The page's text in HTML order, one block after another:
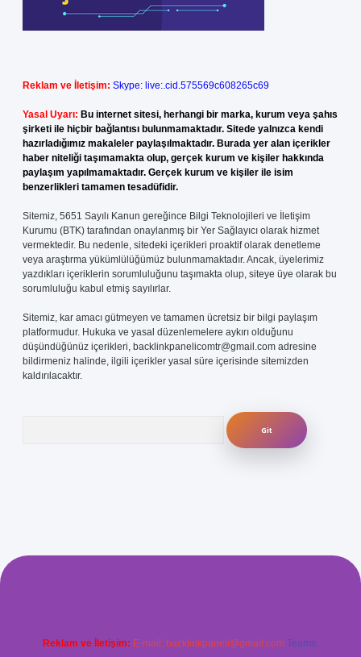
Reklam ve İletişim: Skype: live:.cid.575569c608265c69
Yasal Uyarı: Bu internet sitesi, herhangi bir marka, kurum veya şahıs
şirketi ile hiçbir bağlantısı bulunmamaktadır. Sitede yalnızca kendi
hazırladığımız makaleler paylaşılmaktadır. Burada yer alan içerikler
haber niteliği taşımamakta olup, gerçek kurum ve kişiler hakkında
paylaşım yapılmamaktadır. Gerçek kurum ve kişiler ile isim
benzerlikleri tamamen tesadüfidir.
Sitemiz, 5651 Sayılı Kanun gereğince Bilgi Teknolojileri ve İletişim
Kurumu (BTK) tarafından onaylanmış bir Yer Sağlayıcı olarak hizmet
vermektedir. Bu nedenle, sitedeki içerikleri proaktif olarak denetleme
veya araştırma yükümlülüğümüz bulunmamaktadır. Ancak, üyelerimiz
yazdıkları içeriklerin sorumluluğunu taşımakta olup, siteye üye olarak bu
sorumluluğu kabul etmiş sayılırlar.
Sitemiz, kar amacı gütmeyen ve tamamen ücretsiz bir bilgi paylaşım
platformudur. Hukuka ve yasal düzenlemelere aykırı olduğunu
düşündüğünüz içerikleri, backlinkpanelicomtr@gmail.com adresine
bildirmeniz halinde, ilgili içerikler yasal süre içerisinde sitemizden
kaldırılacaktır.
Reklam ve İletişim: E-mail: backlinkpaneli@gmail.com Teams: